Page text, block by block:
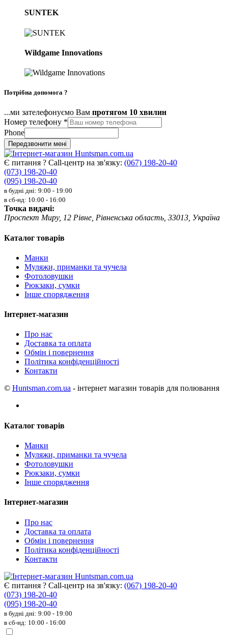
SUNTEK
Wildgame Innovations
Потрібна допомога ?
...ми зателефонуємо Вам протягом 10 хвилин
Номер телефону *
Phone
Передзвонити мені
Є питання ? Call-центр на зв'язку: (067) 198-20-40
(073) 198-20-40
(095) 198-20-40
в будні дні: 9:00 - 19:00
в сб-нд: 10:00 - 16:00
Точка видачі:
Проспект Миру, 12 Рівне, Рівненська область, 33013, Україна
Каталог товарів
Манки
Муляжи, приманки та чучела
Фотоловушки
Рюкзаки, сумки
Інше спорядження
Інтернет-магазин
Про нас
Доставка та оплата
Обмін і повернення
Політика конфіденційності
Контакти
© Huntsman.com.ua - інтернет магазин товарів для полювання
Каталог товарів
Манки
Муляжи, приманки та чучела
Фотоловушки
Рюкзаки, сумки
Інше спорядження
Інтернет-магазин
Про нас
Доставка та оплата
Обмін і повернення
Політика конфіденційності
Контакти
Є питання ? Call-центр на зв'язку: (067) 198-20-40
(073) 198-20-40
(095) 198-20-40
в будні дні: 9:00 - 19:00
в сб-нд: 10:00 - 16:00